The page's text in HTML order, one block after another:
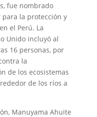
fue nombrado
para la protección y
el Perú. La
Unido incluyó al
16 personas, por
la
de los ecosistemas
de los ríos a
Manuyama Ahuite